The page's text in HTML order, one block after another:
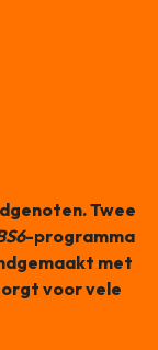
Twee
-programma
met
voor vele